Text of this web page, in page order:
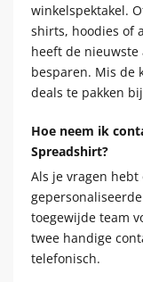
winkelspektakel.
shirts, hoodies of
heeft de
besparen. Mis de
deals te pakken
Hoe neem ik
Spreadshirt?
Als je vragen
toegewijde team
twee handige
telefonisch.